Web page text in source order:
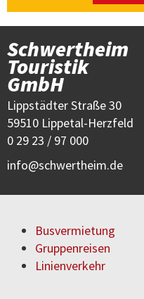
Schwertheim
Touristik
GmbH
Lippstädter Straße 30
59510 Lippetal-Herzfeld
0 29 23 / 97 000
info
schwertheim.de
Busvermietung
Gruppenreisen
Linienverkehr